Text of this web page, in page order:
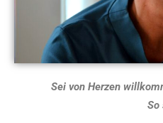
Sei von Herzen
So schön,